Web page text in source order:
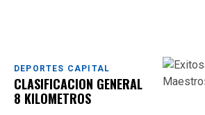
DEPORTES CAPITAL
CLASIFICACION GENERAL
8 KILOMETROS